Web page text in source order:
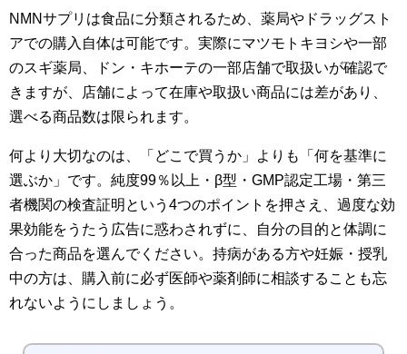
NMNサプリは食品に分類されるため、薬局やドラッグスト
アでの購入自体は可能です。実際にマツモトキヨシや一部
のスギ薬局、ドン・キホーテの一部店舗で取扱いが確認で
きますが、店舗によって在庫や取扱い商品には差があり、
選べる商品数は限られます。
何より大切なのは、「どこで買うか」よりも「何を基準に
選ぶか」です。純度99％以上・β型・GMP認定工場・第三
者機関の検査証明という4つのポイントを押さえ、過度な効
果効能をうたう広告に惑わされずに、自分の目的と体調に
合った商品を選んでください。持病がある方や妊娠・授乳
中の方は、購入前に必ず医師や薬剤師に相談することも忘
れないようにしましょう。